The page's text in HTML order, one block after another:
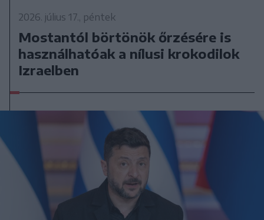
2026. július 17., péntek
Mostantól börtönök őrzésére is
használhatóak a nílusi krokodilok
Izraelben